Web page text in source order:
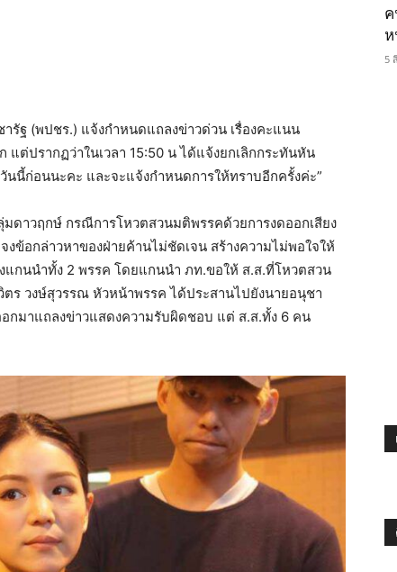
รัฐ (พปชร.) แจ้งกำหนดแถลงข่าวด่วน เรื่องคะแนน
ต่ปรากฏว่าในเวลา 15:50 น ได้แจ้งยกเลิกกระทันหัน
นนี้ก่อนนะคะ และจะแจ้งกำหนดการให้ทราบอีกครั้งค่ะ”
มดาวฤกษ์ กรณีการโหวตสวนมติพรรคด้วยการงดออกเสียง
ข้อกล่าวหาของฝ่ายค้านไม่ชัดเจน สร้างความไม่พอใจให้
กนนำทั้ง 2 พรรค โดยแกนนำ ภท.ขอให้ ส.ส.ที่โหวตสวน
ร วงษ์สุวรรณ หัวหน้าพรรค ได้ประสานไปยังนายอนุชา
กมาแถลงข่าวแสดงความรับผิดชอบ แต่ ส.ส.ทั้ง 6 คน
ห
5